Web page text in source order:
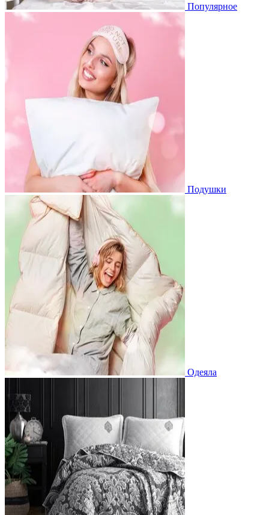
Популярное
Подушки
Одеяла